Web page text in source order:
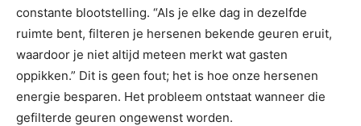
constante blootstelling. “Als je elke dag in dezelfde
ruimte bent, filteren je hersenen bekende geuren eruit,
waardoor je niet altijd meteen merkt wat gasten
oppikken.” Dit is geen fout; het is hoe onze hersenen
energie besparen. Het probleem ontstaat wanneer die
gefilterde geuren ongewenst worden.